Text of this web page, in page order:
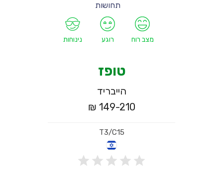
תחושות
מצב רוח רוגע נינוחות
טופז
הייבריד
149-210 ₪
T3/C15